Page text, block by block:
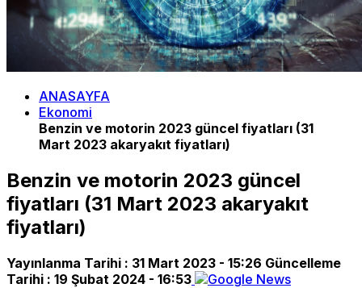
ANASAYFA
Ekonomi
Benzin ve motorin 2023 güncel fiyatları (31
Mart 2023 akaryakıt fiyatları)
Benzin ve motorin 2023 güncel
fiyatları (31 Mart 2023 akaryakıt
fiyatları)
Yayınlanma Tarihi : 31 Mart 2023 - 15:26 Güncelleme
Tarihi : 19 Şubat 2024 - 16:53